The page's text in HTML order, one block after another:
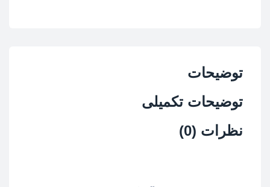
توضیحات
توضیحات تکمیلی
نظرات (0)